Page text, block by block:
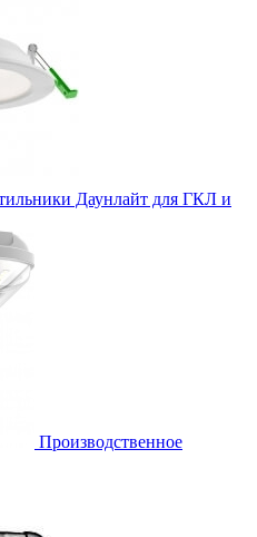
Даунлайт для ГКЛ и
Производственное